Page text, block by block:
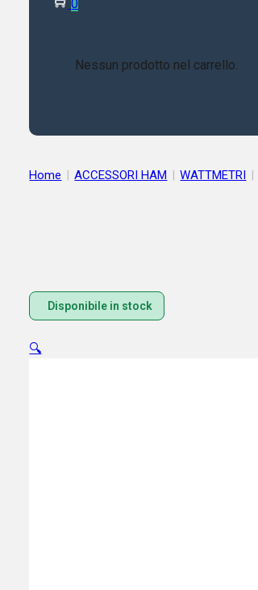
0
Nessun prodotto nel carrello.
Home | ACCESSORI HAM | WATTMETRI |
Disponibile in stock
🔍